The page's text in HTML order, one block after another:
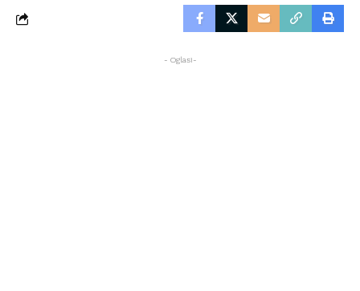
- Oglasi-